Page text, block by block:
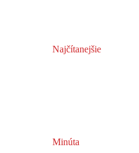
Najčítanejšie
Minúta